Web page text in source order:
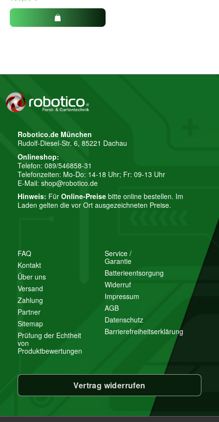
FAQ
Kontakt
Über uns
Versand
Zahlung
Partner
Sitemap
Prüfung der Echtheit
von
Produktbewertungen
Service /
Garantie
Batterieentsorgung
Widerruf
Impressum
AGB
Datenschutz
Barrierefreiheitserklärung
Robotico.de München
Rudolf-Diesel-Str. 6, 85221 Dachau
Onlineshop:
Telefon: 089/546858-31
Telefonzeiten: Mo-Do: 14-18 Uhr; Fr: 09-13 Uhr
E-Mail: shop@robotico.de
Hinweis: Für Online-Preise bitte online bestellen. Im
Laden gelten die vor Ort ausgezeichneten Preise.
Vertrag widerrufen